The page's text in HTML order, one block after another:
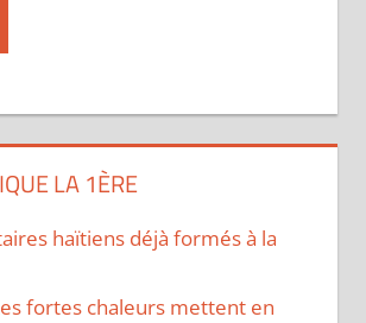
LA 1ÈRE
haïtiens déjà formés à la
fortes chaleurs mettent en